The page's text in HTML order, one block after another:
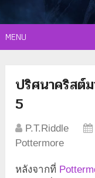
MENU
ปริศนาคริสต์
5
P.T.Riddle
Pottermore
หลังจากที่